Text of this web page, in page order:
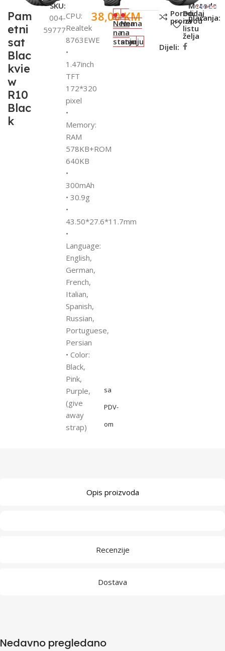
Pam
etni
sat
Blac
kvie
w
R10
Blac
k
SKU:
004-
59777
CPU:
Realtek
8763EWE
•
1.47inch
TFT
172*320
pixel
•
Memory:
RAM
578KB+ROM
640KB
•
300mAh
• 30.9g
•
43.50*27.6*11.7mm
•
Language:
English,
German,
French,
Italian,
Spanish,
Russian,
Portuguese,
Persian
• Color:
Black,
Pink,
Purple,
(give
away
strap)
38,00KM
sa
PDV-
om
Nema
na
stanju
Nema
na
stanju
Poredi
proizvod
Dodaj
na
listu
želja
Dijeli:
Metode
plaćanja:
Opis proizvoda
Recenzije
Dostava
Nedavno pregledano